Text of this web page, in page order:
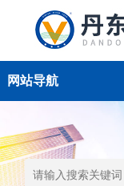
网站导航